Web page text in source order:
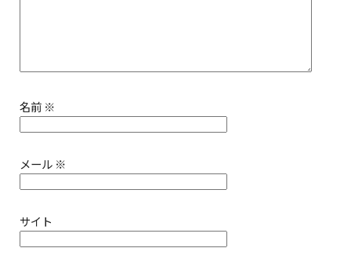
名前 ※
メール ※
サイト